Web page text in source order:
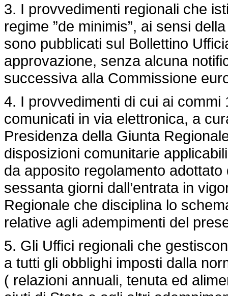
3. I provvedimenti regionali che
regime ”de minimis”, ai sensi
sono pubblicati sul Bollettino
approvazione, senza alcuna
successiva alla Commissione
4. I provvedimenti di cui ai
comunicati in via elettronica, a
Presidenza della Giunta
disposizioni comunitarie
da apposito regolamento
sessanta giorni dall’entrata in
Regionale che disciplina lo
relative agli adempimenti del
5. Gli Uffici regionali che
a tutti gli obblighi imposti dalla
( relazioni annuali, tenuta ed